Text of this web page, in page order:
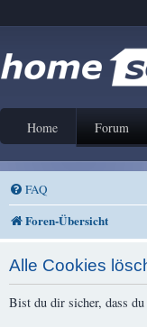
Home Forum
FAQ
Foren-Übersicht
Alle Cookies
Bist du dir sicher, dass